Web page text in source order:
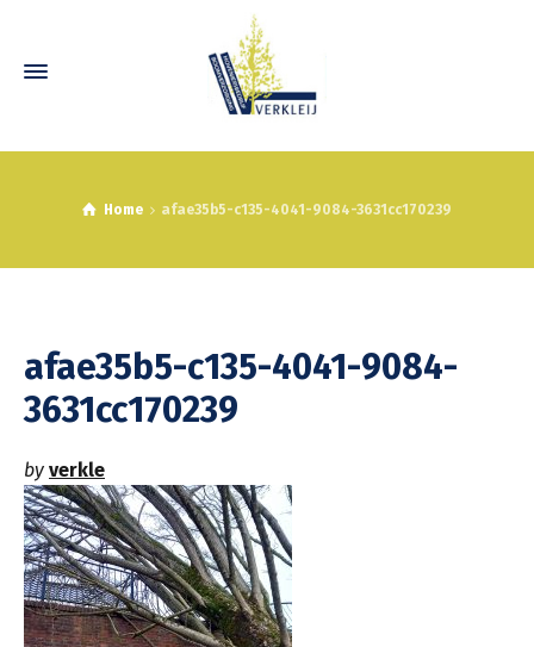
Home afae35b5-c135-4041-9084-3631cc170239
afae35b5-c135-4041-9084-
3631cc170239
by verkle